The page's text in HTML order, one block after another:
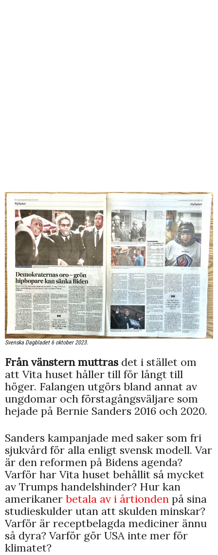
Svenska Dagbladet 6 oktober 2023.
Från vänstern muttras det i stället om
att Vita huset håller till för långt till
höger. Falangen utgörs bland annat av
ungdomar och förstagångsväljare som
hejade på Bernie Sanders 2016 och 2020.
Sanders kampanjade med saker som fri
sjukvård för alla enligt svensk modell. Var
är den reformen på Bidens agenda?
Varför har Vita huset behållit så mycket
av Trumps handelshinder? Hur kan
amerikaner betala av i årtionden på sina
studieskulder utan att skulden minskar?
Varför är receptbelagda mediciner ännu
så dyra? Varför gör USA inte mer för
klimatet?